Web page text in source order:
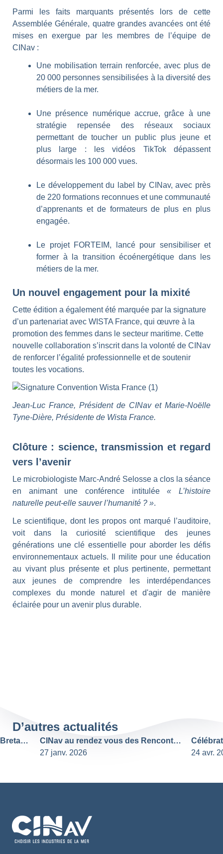
Parmi les faits marquants présentés lors de cette
Assemblée Générale, quatre grandes avancées ont été
mises en exergue par les membres de l’équipe de
CINav :
Une mobilisation terrain renforcée, avec plus de
20 000 personnes sensibilisées à la diversité des
métiers de la mer.
Une présence numérique accrue, grâce à une
stratégie repensée des réseaux sociaux
permettant de toucher un public plus jeune et
plus large : les vidéos TikTok dépassent
désormais les 100 000 vues.
Le développement du label by CINav, avec près
de 220 formations reconnues et une communauté
d’apprenants et de formateurs de plus en plus
engagée.
Le projet FORTEIM, lancé pour sensibiliser et
former à la transition écoénergétique dans les
métiers de la mer.
Un nouvel engagement pour la mixité
Cette édition a également été marquée par la signature
d’un partenariat avec WISTA France, qui œuvre à la
promotion des femmes dans le secteur maritime. Cette
nouvelle collaboration s’inscrit dans la volonté de CINav
de renforcer l’égalité professionnelle et de soutenir
toutes les vocations.
Jean-Luc France, Président de CINav et Marie-Noëlle
Tyne-Dière, Présidente de Wista France.
Clôture : science, transmission et regard
vers l’avenir
Le microbiologiste Marc-André Selosse a clos la séance
en animant une conférence intitulée« L’histoire
naturelle peut-elle sauver l’humanité ? ».
Le scientifique, dont les propos ont marqué l’auditoire,
voit dans la curiosité scientifique des jeunes
générations une clé essentielle pour aborder les défis
environnementaux actuels. Il milite pour une éducation
au vivant plus présente et plus pertinente, permettant
aux jeunes de comprendre les interdépendances
complexes du monde naturel et d'agir de manière
éclairée pour un avenir plus durable.
D’autres actualités
CINav au rendez vous des Rencontres de l'industrie navale 2026
janv. 2026